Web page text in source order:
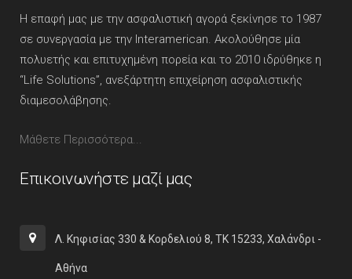
Η επαφή μας με την ασφαλιστική αγορά ξεκίνησε το 1987
σε συνεργασία με την Interamerican. Ακολούθησε μία
πολυετής και επιτυχημένη πορεία και το 2010 ιδρύθηκε η
“Life Solutions”, ανεξάρτητη επιχείρηση ασφαλιστικής
διαμεσολάβησης.
Μάθετε Περισσότερα...
Επικοινωνήστε μαζί μας
Λ. Κηφισίας 330 & Κορδελιού 8, ΤΚ 15233, Χαλάνδρι -
Αθήνα